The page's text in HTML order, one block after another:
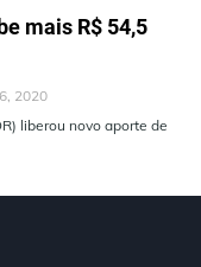
mais R$ 54,5
2020
liberou novo aporte de